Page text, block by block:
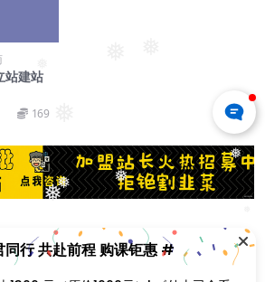
❅
❅
❅
❅
❅ ❅
站建站
169
2023找课程网- All rights reserved
课程资源互换请联系微信在线客服：zkcw598 (备
行 共赴前程 购课钜惠 #